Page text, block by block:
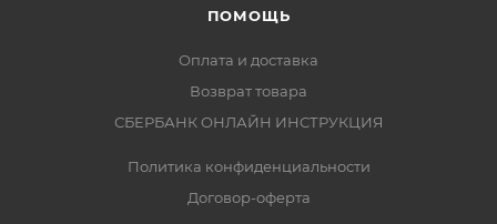
ПОМОЩЬ
Оплата и доставка
Возврат товара
СБЕРБАНК ОНЛАЙН ИНСТРУКЦИЯ
Политика конфиденциальности
Договор-оферта